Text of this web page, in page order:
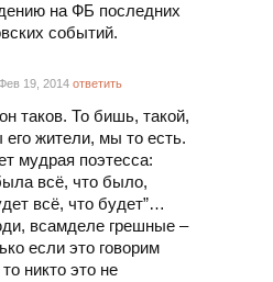
на ФБ последних
событий.
19, 2014 ответить
таков. То бишь, такой,
его жители, мы то есть.
мудрая поэтесса:
всё, что было,
всё, что будет”…
всамделе грешные –
если это говорим
никто это не